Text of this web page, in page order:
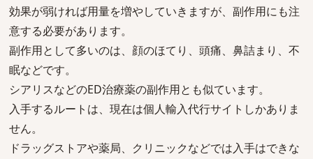
効果が弱ければ用量を増やしていきますが、副作用にも注
意する必要があります。
副作用として多いのは、顔のほてり、頭痛、鼻詰まり、不
眠などです。
シアリスなどのED治療薬の副作用とも似ています。
入手するルートは、現在は個人輸入代行サイトしかありま
せん。
ドラッグストアや薬局、クリニックなどでは入手はできな